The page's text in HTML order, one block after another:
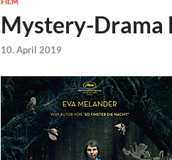
Mystery-Drama
10. April 2019